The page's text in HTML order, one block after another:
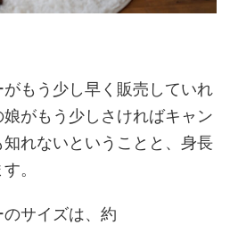
もう少し早く販売していれ
がもう少しさければキャン
れないということと、身長
。
サイズは、約